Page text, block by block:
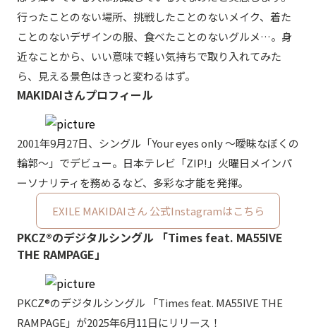
行ったことのない場所、挑戦したことのないメイク、着た
ことのないデザインの服、食べたことのないグルメ…。身
近なことから、いい意味で軽い気持ちで取り入れてみた
ら、見える景色はきっと変わるはず。
MAKIDAIさんプロフィール
2001年9月27日、シングル「Your eyes only ～曖昧なぼくの
輪郭～」でデビュー。日本テレビ「ZIP!」火曜日メインパ
ーソナリティを務めるなど、多彩な才能を発揮。
EXILE MAKIDAIさん 公式Instagramはこちら
PKCZ®のデジタルシングル 「Times feat. MA55IVE
THE RAMPAGE」
PKCZ®のデジタルシングル 「Times feat. MA55IVE THE
RAMPAGE」が2025年6月11日にリリース！